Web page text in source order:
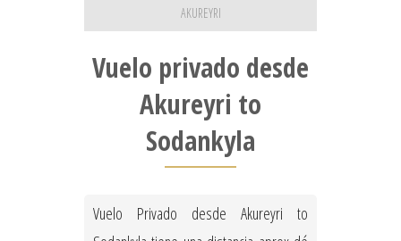
AKUREYRI
Vuelo privado desde
Akureyri to
Sodankyla
Vuelo Privado desde Akureyri to